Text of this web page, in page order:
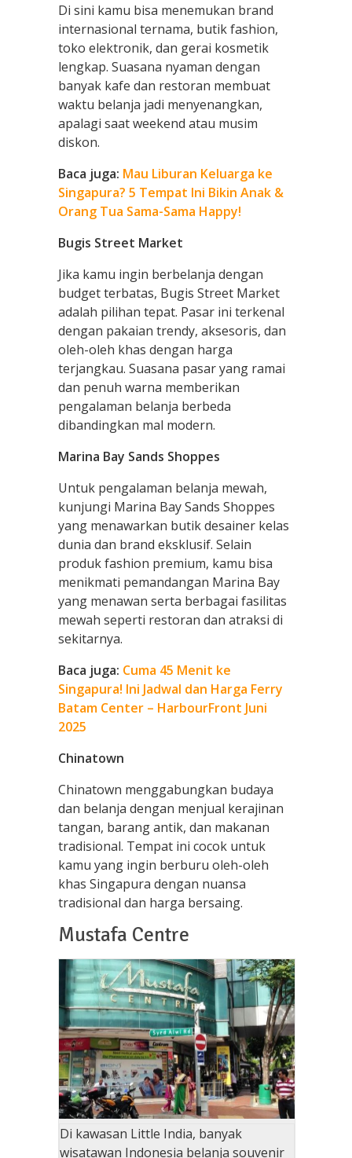
Di sini kamu bisa menemukan brand
internasional ternama, butik fashion,
toko elektronik, dan gerai kosmetik
lengkap. Suasana nyaman dengan
banyak kafe dan restoran membuat
waktu belanja jadi menyenangkan,
apalagi saat weekend atau musim
diskon.
Baca juga: Mau Liburan Keluarga ke
Singapura? 5 Tempat Ini Bikin Anak &
Orang Tua Sama-Sama Happy!
Bugis Street Market
Jika kamu ingin berbelanja dengan
budget terbatas, Bugis Street Market
adalah pilihan tepat. Pasar ini terkenal
dengan pakaian trendy, aksesoris, dan
oleh-oleh khas dengan harga
terjangkau. Suasana pasar yang ramai
dan penuh warna memberikan
pengalaman belanja berbeda
dibandingkan mal modern.
Marina Bay Sands Shoppes
Untuk pengalaman belanja mewah,
kunjungi Marina Bay Sands Shoppes
yang menawarkan butik desainer kelas
dunia dan brand eksklusif. Selain
produk fashion premium, kamu bisa
menikmati pemandangan Marina Bay
yang menawan serta berbagai fasilitas
mewah seperti restoran dan atraksi di
sekitarnya.
Baca juga: Cuma 45 Menit ke
Singapura! Ini Jadwal dan Harga Ferry
Batam Center – HarbourFront Juni
2025
Chinatown
Chinatown menggabungkan budaya
dan belanja dengan menjual kerajinan
tangan, barang antik, dan makanan
tradisional. Tempat ini cocok untuk
kamu yang ingin berburu oleh-oleh
khas Singapura dengan nuansa
tradisional dan harga bersaing.
Mustafa Centre
Di kawasan Little India, banyak
wisatawan Indonesia belanja souvenir